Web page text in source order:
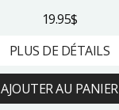
19.95$
PLUS DE DÉTAILS
AJOUTER AU PANIER